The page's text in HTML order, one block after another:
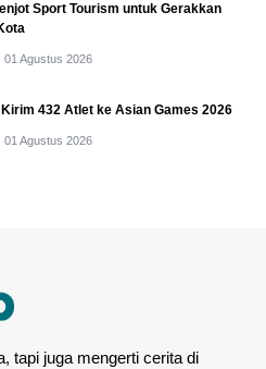
Sport Tourism untuk Gerakkan
01 Agustus 2026
Kirim 432 Atlet ke Asian Games 2026
01 Agustus 2026
tapi juga mengerti cerita di